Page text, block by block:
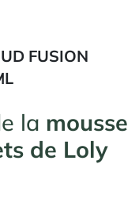
FUSION
la mousse
de Loly